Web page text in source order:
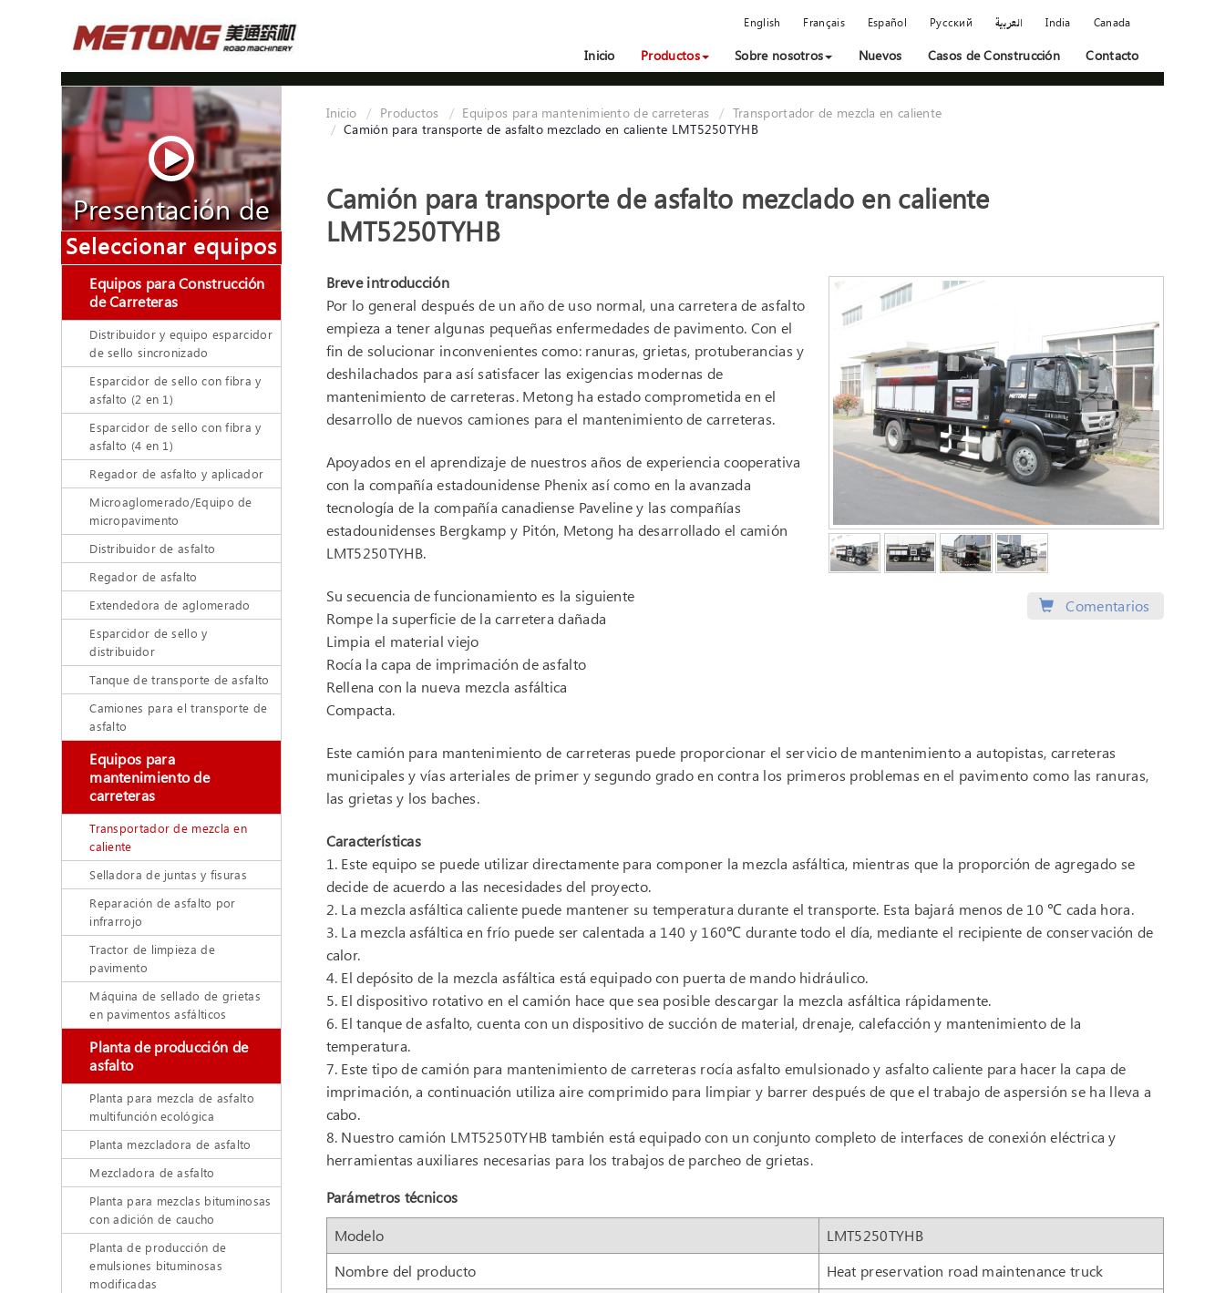
English Français Español Русский العربية India Canada
Inicio Productos Sobre nosotros Nuevos Casos de Construcción Contacto
Presentación de
video
Inicio Productos Equipos para mantenimiento de carreteras
Transportador de mezcla en caliente
Camión para transporte de asfalto mezclado en caliente LMT5250TYHB
Camión para transporte de asfalto mezclado en caliente
LMT5250TYHB
Comentarios
Breve introducción
Por lo general después de un año de uso normal, una carretera de asfalto
empieza a tener algunas pequeñas enfermedades de pavimento. Con el
fin de solucionar inconvenientes como: ranuras, grietas, protuberancias y
deshilachados para así satisfacer las exigencias modernas de
mantenimiento de carreteras. Metong ha estado comprometida en el
desarrollo de nuevos camiones para el mantenimiento de carreteras.
Apoyados en el aprendizaje de nuestros años de experiencia cooperativa
con la compañía estadounidense Phenix así como en la avanzada
tecnología de la compañía canadiense Paveline y las compañías
estadounidenses Bergkamp y Pitón, Metong ha desarrollado el camión
LMT5250TYHB.
Su secuencia de funcionamiento es la siguiente
Rompe la superficie de la carretera dañada
Limpia el material viejo
Rocía la capa de imprimación de asfalto
Rellena con la nueva mezcla asfáltica
Compacta.
Este camión para mantenimiento de carreteras puede proporcionar el servicio de mantenimiento a autopistas, carreteras
municipales y vías arteriales de primer y segundo grado en contra los primeros problemas en el pavimento como las ranuras,
las grietas y los baches.
Características
1. Este equipo se puede utilizar directamente para componer la mezcla asfáltica, mientras que la proporción de agregado se
decide de acuerdo a las necesidades del proyecto.
2. La mezcla asfáltica caliente puede mantener su temperatura durante el transporte. Esta bajará menos de 10 ℃ cada hora.
3. La mezcla asfáltica en frío puede ser calentada a 140 y 160℃ durante todo el día, mediante el recipiente de conservación de
calor.
4. El depósito de la mezcla asfáltica está equipado con puerta de mando hidráulico.
5. El dispositivo rotativo en el camión hace que sea posible descargar la mezcla asfáltica rápidamente.
6. El tanque de asfalto, cuenta con un dispositivo de succión de material, drenaje, calefacción y mantenimiento de la
temperatura.
7. Este tipo de camión para mantenimiento de carreteras rocía asfalto emulsionado y asfalto caliente para hacer la capa de
imprimación, a continuación utiliza aire comprimido para limpiar y barrer después de que el trabajo de aspersión se ha lleva a
cabo.
8. Nuestro camión LMT5250TYHB también está equipado con un conjunto completo de interfaces de conexión eléctrica y
herramientas auxiliares necesarias para los trabajos de parcheo de grietas.
Parámetros técnicos
Modelo
LMT5250TYHB
Nombre del producto
Heat preservation road maintenance truck
Seleccionar equipos
Equipos para Construcción
de Carreteras
Distribuidor y equipo esparcidor
de sello sincronizado
Esparcidor de sello con fibra y
asfalto (2 en 1)
Esparcidor de sello con fibra y
asfalto (4 en 1)
Regador de asfalto y aplicador
Microaglomerado/Equipo de
micropavimento
Distribuidor de asfalto
Regador de asfalto
Extendedora de aglomerado
Esparcidor de sello y
distribuidor
Tanque de transporte de asfalto
Camiones para el transporte de
asfalto
Equipos para
mantenimiento de
carreteras
Transportador de mezcla en
caliente
Selladora de juntas y fisuras
Reparación de asfalto por
infrarrojo
Tractor de limpieza de
pavimento
Máquina de sellado de grietas
en pavimentos asfálticos
Planta de producción de
asfalto
Planta para mezcla de asfalto
multifunción ecológica
Planta mezcladora de asfalto
Mezcladora de asfalto
Planta para mezclas bituminosas
con adición de caucho
Planta de producción de
emulsiones bituminosas
modificadas